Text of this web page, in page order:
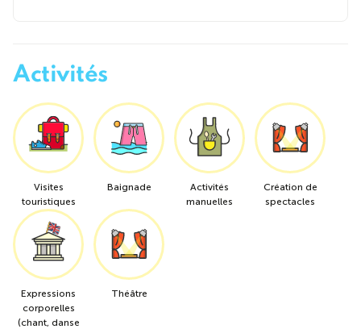
Activités
Visites
touristiques
Baignade
Activités
manuelles
Création de
spectacles
Expressions
corporelles
(chant, danse
Théâtre